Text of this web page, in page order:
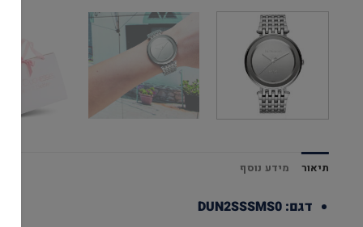
תיאור מידע נוסף
דגם: DUN2SSSMS0